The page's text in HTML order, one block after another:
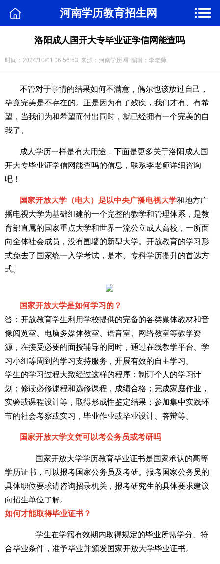
河南学历教育招生网
洛阳成人国开大专毕业证学信网能查吗
时间：2024/10/01 06:56:53 来源：河南学历网 编辑：李老师
不管对于事情的结果如何不满意，偶尔也该放过自己，
毕竟完美是不存在的。正是因为有了残疾，我们才有、有希
望，当我们为和希望而付出同时，就已经拥有一个完美的自
我了。
成人学历一样是有大用途，下面是更多关于洛阳成人国
开大专毕业证学信网能查吗的信息，联系李老师详细咨询
吧！
国家开放大学（电大）是以中央广播电视大学和地方广
播电视大学为基础组建的一个完整的教学和管理体系，是教
育部直属的国家重点大学和世界一流公立成人高校，一所面
向全体社会成员，没有围墙的新型大学。开放教育的学习形
式免去了国家统一入学考试，是本、专科学历提升的首选方
式。
国家开放大学是如何学习的？
答：开放教育学生利用学校提供的完备的各类媒体教材和音
像阅览室、电脑多媒体教室、语音室、网络教室等教学资
源，在接受必要的面授辅导的同时，通过在线教学平台、学
习小组等周到的学习支持服务，开展有效的自主学习。
学生的学习过程大致经过这样的程序：制订个人的学习计
划；修读必修课程和选修课程，成绩合格；完成家庭作业，
实验或课程设计等，取得形成性鉴定结果；参加集中实践环
节的社会考察或实习，毕业作业或毕业设计、答辩等。
国家开放大学文凭可以考公务员或考研吗
国家开放大学学历教育毕业证书是国家承认的高等
学历证书，可以报考国家公务员及考研。报考国家公务员的
具体职位要求请咨询招录机关，报考研究生的具体要求建议
向招生单位了解。
如何才能取得毕业证书？
学生在学籍有效期内取得规定的毕业所需学分、符
合毕业条件，准予毕业并颁发国家开放大学毕业证书。